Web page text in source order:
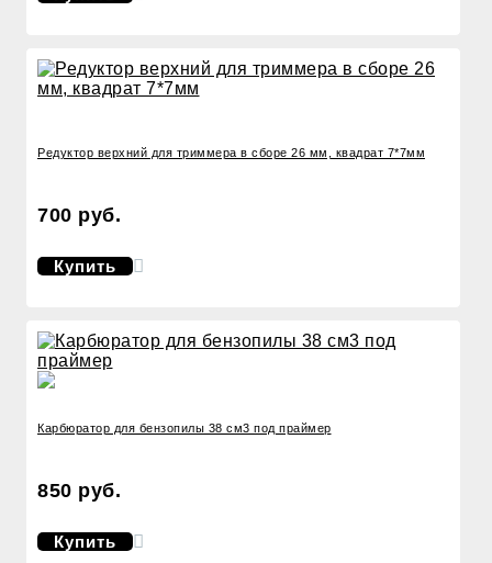
Редуктор верхний для триммера в сборе 26 мм, квадрат 7*7мм
700 руб.
Купить
Карбюратор для бензопилы 38 см3 под праймер
850 руб.
Купить